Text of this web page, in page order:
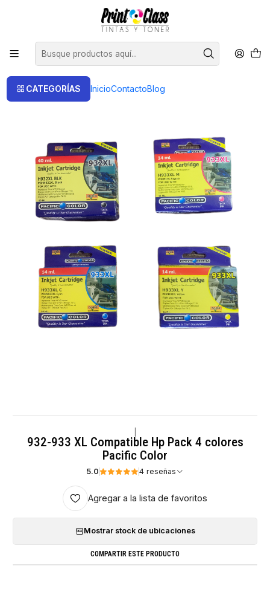
CATEGORÍAS InicioContactoBlog
📦 Envío Gratis compras sobre $120.000
Cartuchos Cartuchos Alternativos
932-933 XL Compatible Hp Pack 4 colores Pacific Color
932-933 XL Compatible Hp Pack 4 colores
Pacific Color
5.0 4 reseñas
Agregar a la lista de favoritos
Mostrar stock de ubicaciones
COMPARTIR ESTE PRODUCTO